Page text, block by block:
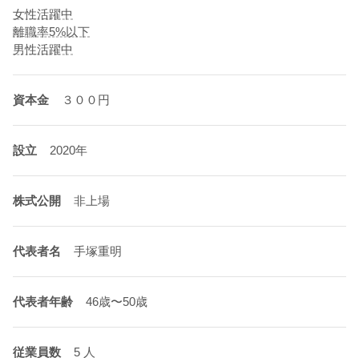
女性活躍中
離職率5%以下
男性活躍中
資本金 ３００円
設立 2020年
株式公開 非上場
代表者名 手塚重明
代表者年齢 46歳〜50歳
従業員数 5 人